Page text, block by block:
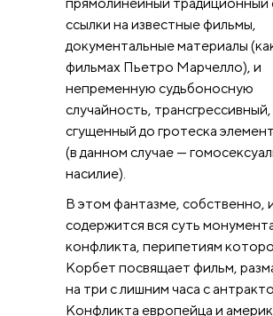
ссылки на известные фильмы,
документальные материалы
фильмах Пьетро Марчелло), и
непременную судьбоносную
случайность, трансгрессивный,
сгущенный до гротеска
(в данном случае —
насилие).
В этом фантазме, собственно,
содержится вся суть
конфликта, перипетиям
Корбет посвящает фильм,
на три с лишним часа с
Конфликта европейца и